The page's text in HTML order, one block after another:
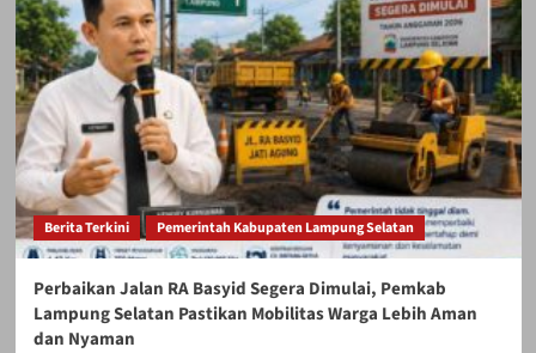
Berita Terkini Pemerintah Kabupaten Lampung Selatan
Perbaikan Jalan RA Basyid Segera Dimulai, Pemkab
Lampung Selatan Pastikan Mobilitas Warga Lebih Aman
dan Nyaman